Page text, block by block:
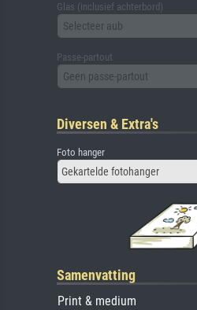
Glas (inclusief achterbord)
Selecteer aub
Passe-partout
Geen passe-partout
Diversen & Extra's
Foto hanger
Gekartelde fotohanger
Samenvatting
Print & medium